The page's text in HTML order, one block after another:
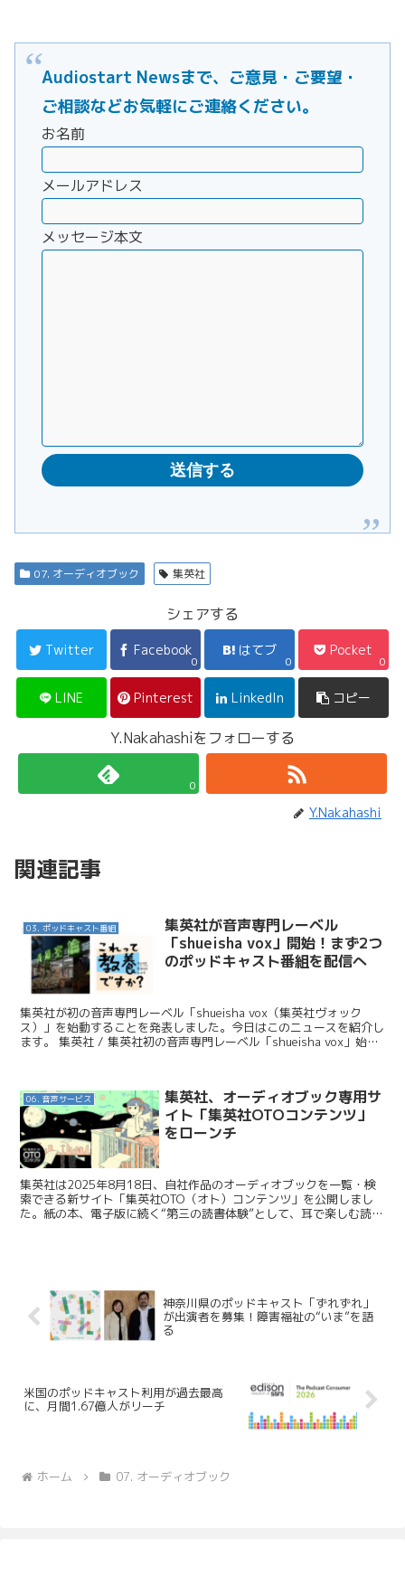
Audiostart Newsまで、ご意見・ご要望・
ご相談などお気軽にご連絡ください。
お名前
メールアドレス
メッセージ本文
07. オーディオブック 集英社
シェアする
Twitter Facebook
0
はてブ
0
Pocket
0
LINE Pinterest LinkedIn コピー
Y.Nakahashiをフォローする
0
Y.Nakahashi
関連記事
03. ポッドキャスト番組
集英社が音声専門レーベル
「shueisha vox」開始！まず2つ
のポッドキャスト番組を配信へ
集英社が初の音声専門レーベル「shueisha vox（集英社ヴォック
ス）」を始動することを発表しました。今日はこのニュースを紹介し
ます。 集英社 / 集英社初の音声専門レーベル「shueisha vox」始
06. 音声サービス
集英社、オーディオブック専用サ
イト「集英社OTOコンテンツ」
をローンチ
集英社は2025年8月18日、自社作品のオーディオブックを一覧・検
索できる新サイト「集英社OTO（オト）コンテンツ」を公開しまし
た。紙の本、電子版に続く“第三の読書体験”として、耳で楽しむ読書
神奈川県のポッドキャスト「ずれずれ」
が出演者を募集！障害福祉の“いま”を語
る
米国のポッドキャスト利用が過去最高
に、月間1.67億人がリーチ
ホーム 07. オーディオブック